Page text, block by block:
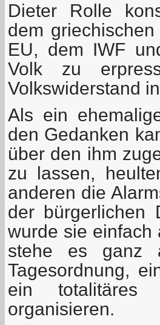
Dieter Rolle
dem
EU, dem IWF
Volk zu
Volkswiderstand
Als ein
den Gedanken
über den ihm
zu lassen,
anderen die
der bürgerlichen
wurde sie einfach
stehe es ganz
Tagesordnung,
ein totalitäres
organisieren.